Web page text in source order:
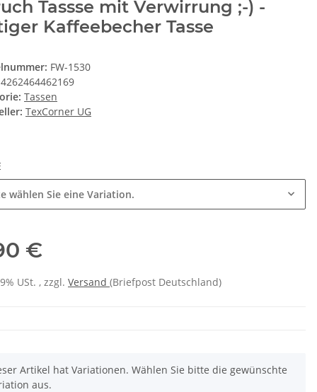
Tassse mit Verwirrung ;-) -
Kaffeebecher Tasse
FW-1530
4262464462169
Tassen
TexCorner UG
wählen Sie eine Variation.
€
USt. , zzgl. Versand (Briefpost Deutschland)
Artikel hat Variationen. Wählen Sie bitte die gewünschte
aus.